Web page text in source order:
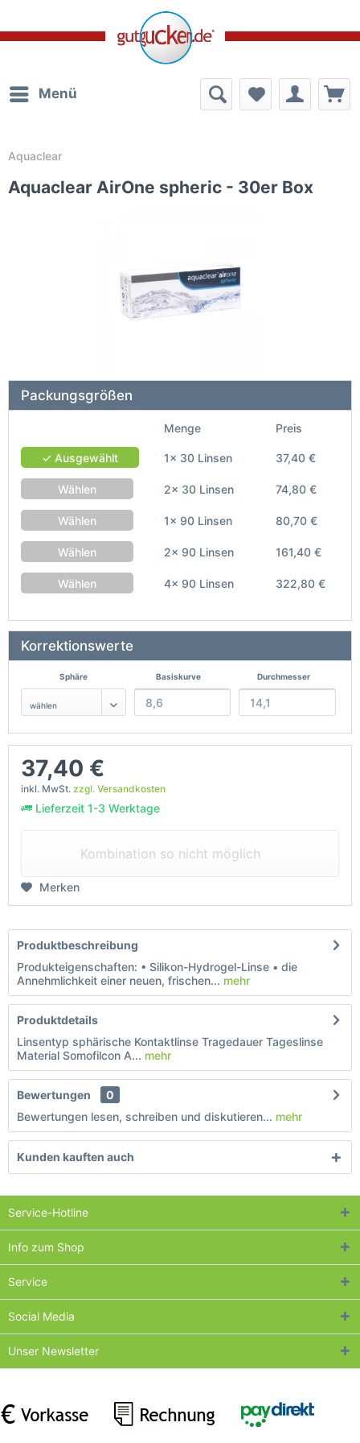
Menü
Aquaclear
Aquaclear AirOne spheric - 30er Box
Packungsgrößen
Menge Preis
✓ Ausgewählt 1x 30 Linsen 37,40 €
Wählen 2x 30 Linsen 74,80 €
Wählen 1x 90 Linsen 80,70 €
Wählen 2x 90 Linsen 161,40 €
Wählen 4x 90 Linsen 322,80 €
Korrektionswerte
Sphäre Basiskurve Durchmesser
37,40 €
inkl. MwSt. zzgl. Versandkosten
Lieferzeit 1-3 Werktage
Kombination so nicht möglich
Merken
Produktbeschreibung
Produkteigenschaften: • Silikon-Hydrogel-Linse • die
Annehmlichkeit einer neuen, frischen... mehr
Produktdetails
Linsentyp sphärische Kontaktlinse Tragedauer Tageslinse
Material Somofilcon A... mehr
Bewertungen
0
Bewertungen lesen, schreiben und diskutieren... mehr
Kunden kauften auch
Service-Hotline
Info zum Shop
Service
Social Media
Unser Newsletter